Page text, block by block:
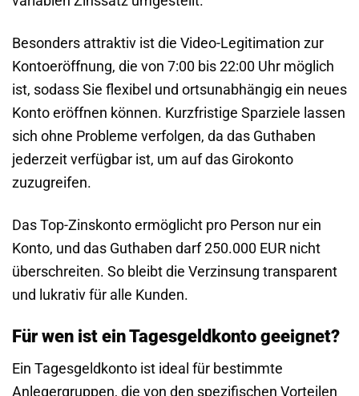
Besonders attraktiv ist die Video-Legitimation zur
Kontoeröffnung, die von 7:00 bis 22:00 Uhr möglich
ist, sodass Sie flexibel und ortsunabhängig ein neues
Konto eröffnen können. Kurzfristige Sparziele lassen
sich ohne Probleme verfolgen, da das Guthaben
jederzeit verfügbar ist, um auf das Girokonto
zuzugreifen.
Das Top-Zinskonto ermöglicht pro Person nur ein
Konto, und das Guthaben darf 250.000 EUR nicht
überschreiten. So bleibt die Verzinsung transparent
und lukrativ für alle Kunden.
Für wen ist ein Tagesgeldkonto geeignet?
Ein Tagesgeldkonto ist ideal für bestimmte
Anlegergruppen, die von den spezifischen Vorteilen